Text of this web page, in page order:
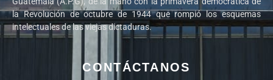
la Revolución de octubre de 1944 que rompió los esquemas
intelectuales de las viejas dictaduras.
CONTÁCTANOS